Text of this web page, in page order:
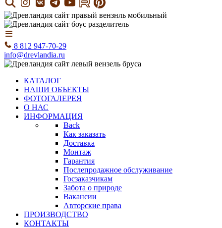
8 812 947-70-29
info@drevlandia.ru
КАТАЛОГ
НАШИ ОБЪЕКТЫ
ФОТОГАЛЕРЕЯ
О НАС
ИНФОРМАЦИЯ
Back
Как заказать
Доставка
Монтаж
Гарантия
Послепродажное обслуживание
Госзаказчикам
Забота о природе
Вакансии
Авторские права
ПРОИЗВОДСТВО
КОНТАКТЫ